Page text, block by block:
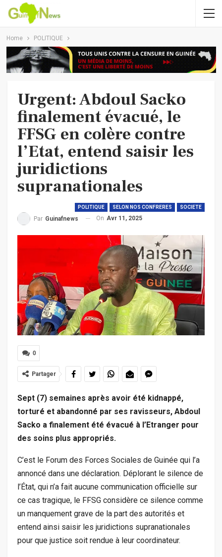
Home POLITIQUE
Urgent: Abdoul Sacko
finalement évacué, le
FFSG en colère contre
l’Etat, entend saisir les
juridictions
supranationales
POLITIQUE SELON NOS CONFRERES SOCIETE
Par Guinafnews On Avr 11, 2025
0
Partager
Sept (7) semaines après avoir été kidnappé,
torturé et abandonné par ses ravisseurs, Abdoul
Sacko a finalement été évacué à l’Etranger pour
des soins plus appropriés.
C’est le Forum des Forces Sociales de Guinée qui l’a
annoncé dans une déclaration. Déplorant le silence de
l’État, qui n’a fait aucune communication officielle sur
ce cas tragique, le FFSG considère ce silence comme
un manquement grave de la part des autorités et
entend ainsi saisir les juridictions supranationales
pour que justice soit rendue à leur coordinateur.